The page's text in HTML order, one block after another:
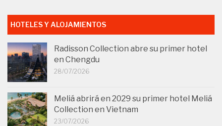
HOTELES Y ALOJAMIENTOS
Radisson Collection abre su primer hotel
en Chengdu
28/07/2026
Meliá abrirá en 2029 su primer hotel Meliá
Collection en Vietnam
23/07/2026